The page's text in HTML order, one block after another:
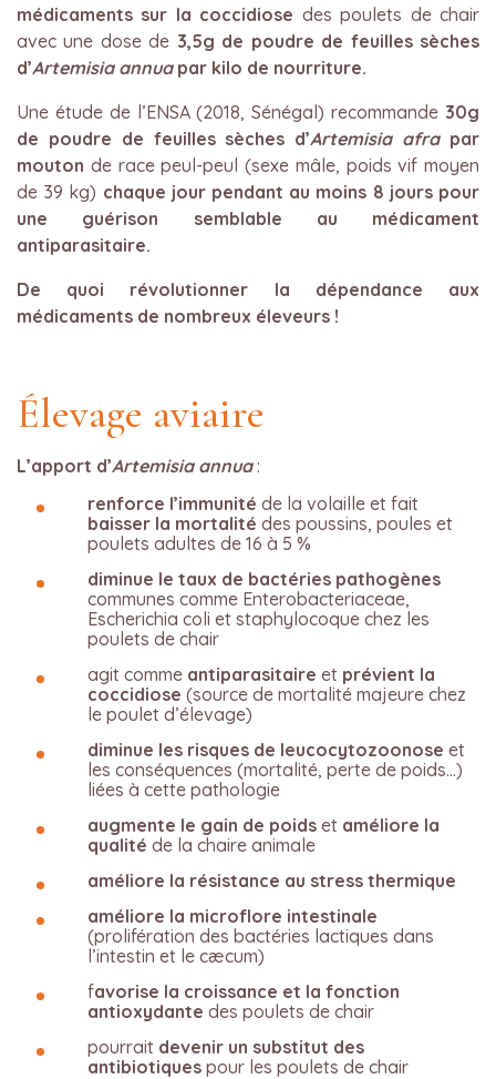
médicaments sur la coccidiose des poulets de chair
avec une dose de 3,5g de poudre de feuilles sèches
d’Artemisia annuapar kilo de nourriture.
Une étude de l’ENSA (2018, Sénégal) recommande 30g
de poudre de feuilles sèches d’Artemisia afrapar
mouton de race peul-peul (sexe mâle, poids vif moyen
de 39 kg) chaque jour pendant au moins 8 jours pour
une guérison semblable au médicament
antiparasitaire.
De quoi révolutionner la dépendance aux
médicaments de nombreux éleveurs !
Élevage aviaire
L’apport d’Artemisia annua:
renforce l’immunité de la volaille et fait
baisser la mortalité des poussins, poules et
poulets adultes de 16 à 5 %
diminue le taux de bactéries pathogènes
communes comme Enterobacteriaceae,
Escherichia coli et staphylocoque chez les
poulets de chair
agit comme antiparasitaire et prévient la
coccidiose (source de mortalité majeure chez
le poulet d’élevage)
diminue les risques de leucocytozoonose et
les conséquences (mortalité, perte de poids…)
liées à cette pathologie
augmente le gain de poids et améliore la
qualité de la chaire animale
améliore la résistance au stress thermique
améliore la microflore intestinale
(prolifération des bactéries lactiques dans
l’intestin et le cæcum)
favorise la croissance et la fonction
antioxydante des poulets de chair
pourrait devenir un substitut des
antibiotiques pour les poulets de chair